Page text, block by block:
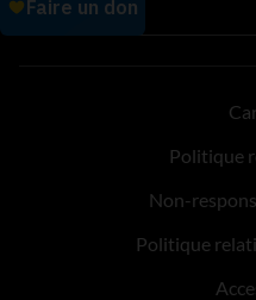
Politique
Non-
Politique